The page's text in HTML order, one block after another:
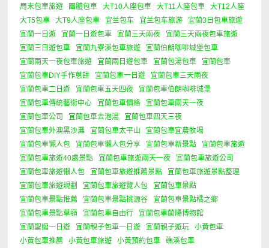
周末包車旅遊
團體包車 大T10人座包車 大T11人座包車
大T12人座
大T5包車
大T9人座包車 宜兰包车 宜兰包车旅游
宜蘭3日包車旅遊
宜蘭一日遊
宜蘭一日遊包車 宜蘭三天兩夜
宜蘭三天兩夜包車旅遊
宜蘭三日遊包車
宜蘭九寮溪包車旅遊
宜蘭伯朗咖啡城堡包車
宜蘭兩天一夜包車旅遊
宜蘭兩日遊包車 宜蘭包湯包車
宜蘭包車
宜蘭包車DIY手作蔥餅
宜蘭包車一日遊
宜蘭包車三天兩夜
宜蘭包車二日遊
宜蘭包車五天四夜
宜蘭包車伯朗咖啡城堡
宜蘭包車傳統藝術中心
宜蘭包車價格
宜蘭包車兩天一夜
宜蘭包車公司
宜蘭包車去泡湯
宜蘭包車四天三夜
宜蘭包車外澳黑沙灘
宜蘭包車太平山
宜蘭包車宜農牧場
宜蘭包車懶人包
宜蘭包車懶人包分享 宜蘭包車新景點
宜蘭包車旅遊
宜蘭包車旅遊40處景點
宜蘭包車旅遊兩天一夜
宜蘭包車旅遊公司
宜蘭包車旅遊懶人包
宜蘭包車旅遊推薦景點
宜蘭包車旅遊景點整理
宜蘭包車旅遊規劃
宜蘭包車旅遊覽人包
宜蘭包車景點
宜蘭包車景點推薦
宜蘭包車景點桃源谷
宜蘭包車景點橘之鄉
宜蘭包車景點草嶺
宜蘭包車自由行
宜蘭包車蘭陽博物館
宜蘭聖誕一日遊
宜蘭親子包車一日遊 宜蘭親子遊玩
小黃包車
小黃包車推薦
小黃包車旅遊 小黃預約包車
礁溪包車